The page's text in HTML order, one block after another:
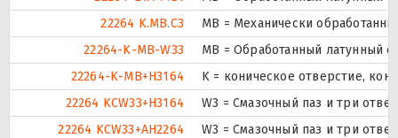
22264 K.MB.C3
MB = Механически
22264-K-MB-W33
MB = Обработанный латунный
22264-K-MB+H3164
K = коническое отверстие,
22264 KCW33+H3164
W3 = Смазочный паз и три
22264 KCW33+AH2264
W3 = Смазочный паз и три